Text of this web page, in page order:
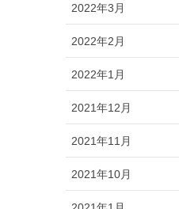
2022年3月
2022年2月
2022年1月
2021年12月
2021年11月
2021年10月